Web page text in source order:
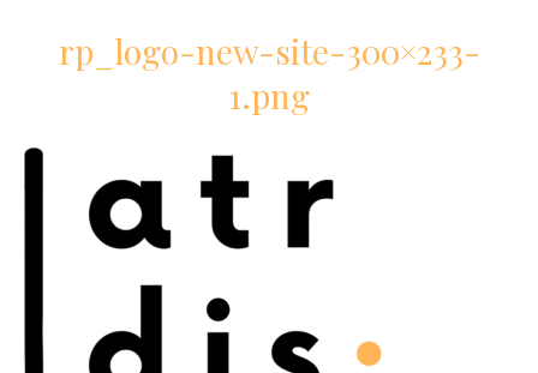
rp_logo-new-site-300×233-
1.png